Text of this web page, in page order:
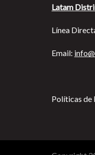
Latam
Línea
Email:
Políticas de